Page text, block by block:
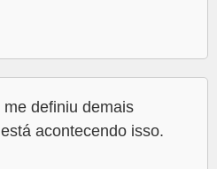
definiu demais
acontecendo isso.